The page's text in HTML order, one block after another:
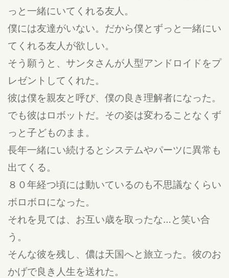
っと一緒にいてくれる友人。
僕には友達がいない。だから僕とずっと一緒にい
てくれる友人が欲しい。
そう願うと、サンタさんが人型アンドロイドをプ
レゼントしてくれた。
彼は僕を親友と呼び、僕の良き理解者になった。
でも彼はロボットだ。その姿は変わることなくず
っと子どものまま。
長年一緒にい続けるとシステムやパーツに異常も
出てくる。
８０年経つ頃には動いているのも不思議なくらい
ボロボロになった。
それを見ては、お互い歳を取ったな…と笑い合
う。
そんな彼を残し、儂は天国へと旅立った。彼のお
かげで良き人生を送れた。